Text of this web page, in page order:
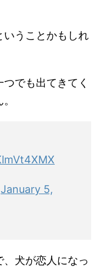
いうことかもしれ
でも出てきてく
January 5,
犬が恋人になっ